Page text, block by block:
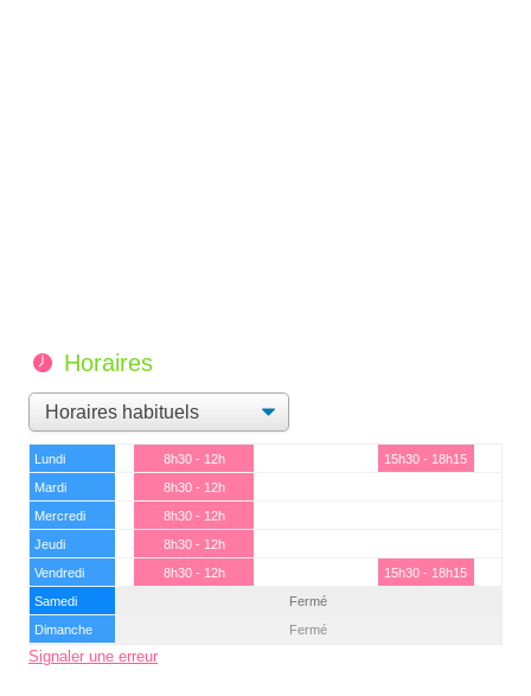
Horaires
Lundi 8h30 - 12h
15h30 - 18h15
Mardi
8h30 - 12h
Mercredi
8h30 - 12h
Jeudi
8h30 - 12h
Vendredi
8h30 - 12h
15h30 - 18h15
Samedi
Fermé
Dimanche
Fermé
Signaler une erreur